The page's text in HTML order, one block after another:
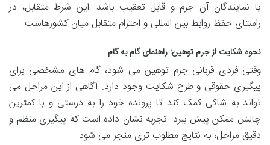
یا نمایندگان آن جرم و قابل تعقیب باشد. این شرط متقابل، در
راستای حفظ روابط بین المللی و احترام متقابل میان کشورهاست.
نحوه شکایت از جرم توهین: راهنمای گام به گام
وقتی فردی قربانی جرم توهین می شود، گام های مشخصی برای
پیگیری حقوقی و طرح شکایت وجود دارد. آگاهی از این مراحل می
تواند به شاکی کمک کند تا پرونده خود را به درستی و با کمترین
چالش ممکن پیش ببرد. تجربه نشان داده است که پیگیری منظم و
دقیق مراحل، به نتایج مطلوب تری منجر می شود.